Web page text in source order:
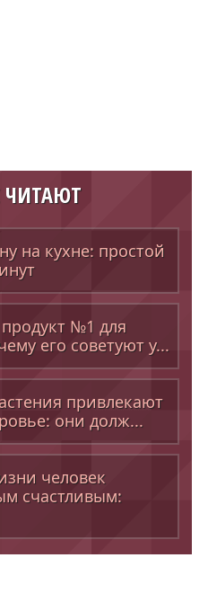
ЧИТАЮТ
на кухне: простой
№1 для
его советуют у...
привлекают
они долж...
человек
счастливым: